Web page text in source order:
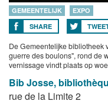
GEMEENTELIJK
EXPO
SHARE
De Gemeentelijke bibliotheek
guerre des boulons", rond de
vernissage vindt plaats op
Bib Josse,
rue de la Limite 2